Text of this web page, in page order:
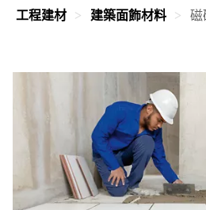
工程建材 建築面飾材料 磁